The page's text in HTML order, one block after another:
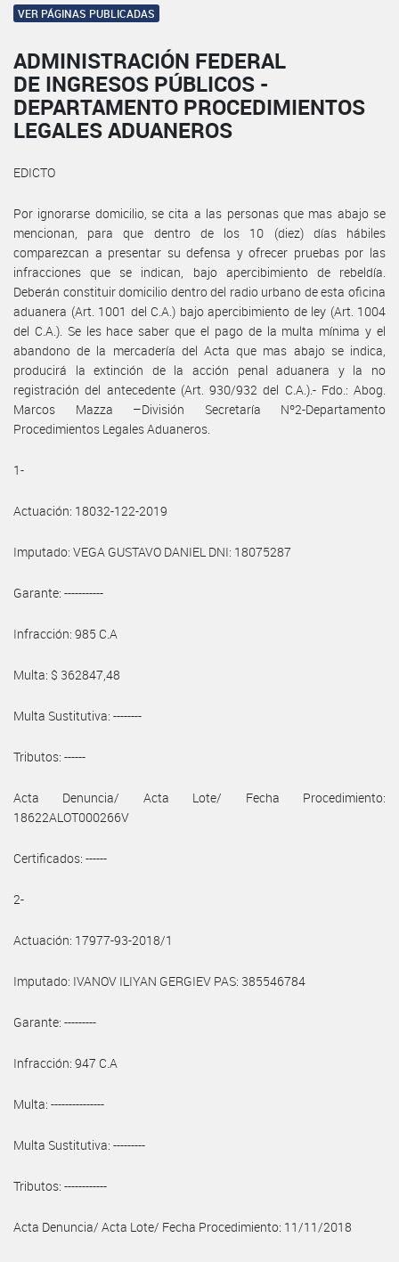
VER PÁGINAS PUBLICADAS
ADMINISTRACIÓN FEDERAL
DE INGRESOS PÚBLICOS -
DEPARTAMENTO PROCEDIMIENTOS
LEGALES ADUANEROS
EDICTO
Por ignorarse domicilio, se cita a las personas que mas abajo se
mencionan, para que dentro de los 10 (diez) días hábiles
comparezcan a presentar su defensa y ofrecer pruebas por las
infracciones que se indican, bajo apercibimiento de rebeldía.
Deberán constituir domicilio dentro del radio urbano de esta oficina
aduanera (Art. 1001 del C.A.) bajo apercibimiento de ley (Art. 1004
del C.A.). Se les hace saber que el pago de la multa mínima y el
abandono de la mercadería del Acta que mas abajo se indica,
producirá la extinción de la acción penal aduanera y la no
registración del antecedente (Art. 930/932 del C.A.).- Fdo.: Abog.
Marcos Mazza –División Secretaría Nº2-Departamento
Procedimientos Legales Aduaneros.
1-
Actuación: 18032-122-2019
Imputado: VEGA GUSTAVO DANIEL DNI: 18075287
Garante: -----------
Infracción: 985 C.A
Multa: $ 362847,48
Multa Sustitutiva: --------
Tributos: ------
Acta Denuncia/ Acta Lote/ Fecha Procedimiento:
18622ALOT000266V
Certificados: ------
2-
Actuación: 17977-93-2018/1
Imputado: IVANOV ILIYAN GERGIEV PAS: 385546784
Garante: ---------
Infracción: 947 C.A
Multa: ---------------
Multa Sustitutiva: ---------
Tributos: ------------
Acta Denuncia/ Acta Lote/ Fecha Procedimiento: 11/11/2018